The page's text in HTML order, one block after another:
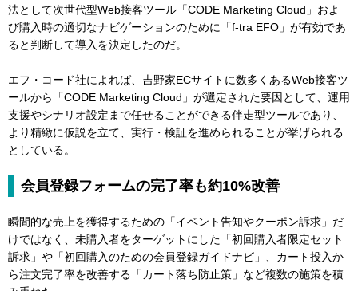
法として次世代型Web接客ツール「CODE Marketing Cloud」およ
び購入時の適切なナビゲーションのために「f-tra EFO」が有効であ
ると判断して導入を決定したのだ。
エフ・コード社によれば、吉野家ECサイトに数多くあるWeb接客ツ
ールから「CODE Marketing Cloud」が選定された要因として、運用
支援やシナリオ設定まで任せることができる伴走型ツールであり、
より精緻に仮説を立て、実行・検証を進められることが挙げられる
としている。
会員登録フォームの完了率も約10%改善
瞬間的な売上を獲得するための「イベント告知やクーポン訴求」だ
けではなく、未購入者をターゲットにした「初回購入者限定セット
訴求」や「初回購入のための会員登録ガイドナビ」、カート投入か
ら注文完了率を改善する「カート落ち防止策」など複数の施策を積